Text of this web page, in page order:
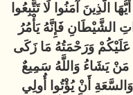
الَّذِينَ آمَنُوا لَا تَتَّبِعُوا
فَإِنَّهُ يَأْمُرُ
عَلَيْكُمْ وَرَحْمَتُهُ مَا زَكَى
مَنْ يَشَاءُ وَاللَّهُ سَمِيعٌ
أَنْ يُؤْتُوا أُولِي